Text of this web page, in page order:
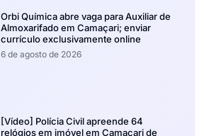
Orbi Química abre vaga para Auxiliar de
Almoxarifado em Camaçari; enviar
currículo exclusivamente online
6 de agosto de 2026
[Vídeo] Polícia Civil apreende 64
relógios em imóvel em Camaçari de